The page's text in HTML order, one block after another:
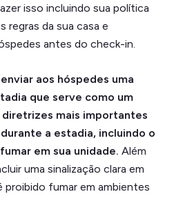
isso incluindo sua política
regras da sua casa e
antes do check-in.
aos hóspedes uma
que serve como um
mais importantes
a estadia, incluindo o
em sua unidade. Além
uma sinalização clara em
proibido fumar em ambientes